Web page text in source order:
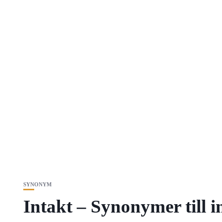
SYNONYM
Intakt – Synonymer till